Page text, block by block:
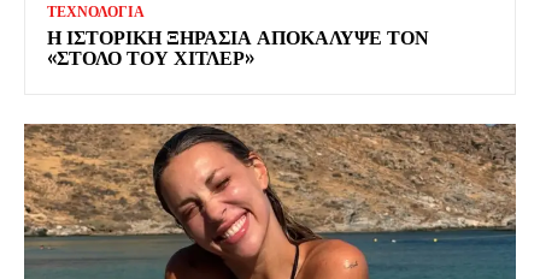
ΤΕΧΝΟΛΟΓΙΑ
Η ΙΣΤΟΡΙΚΗ ΞΗΡΑΣΙΑ ΑΠΟΚΑΛΥΨΕ ΤΟΝ
«ΣΤΟΛΟ ΤΟΥ ΧΙΤΛΕΡ»